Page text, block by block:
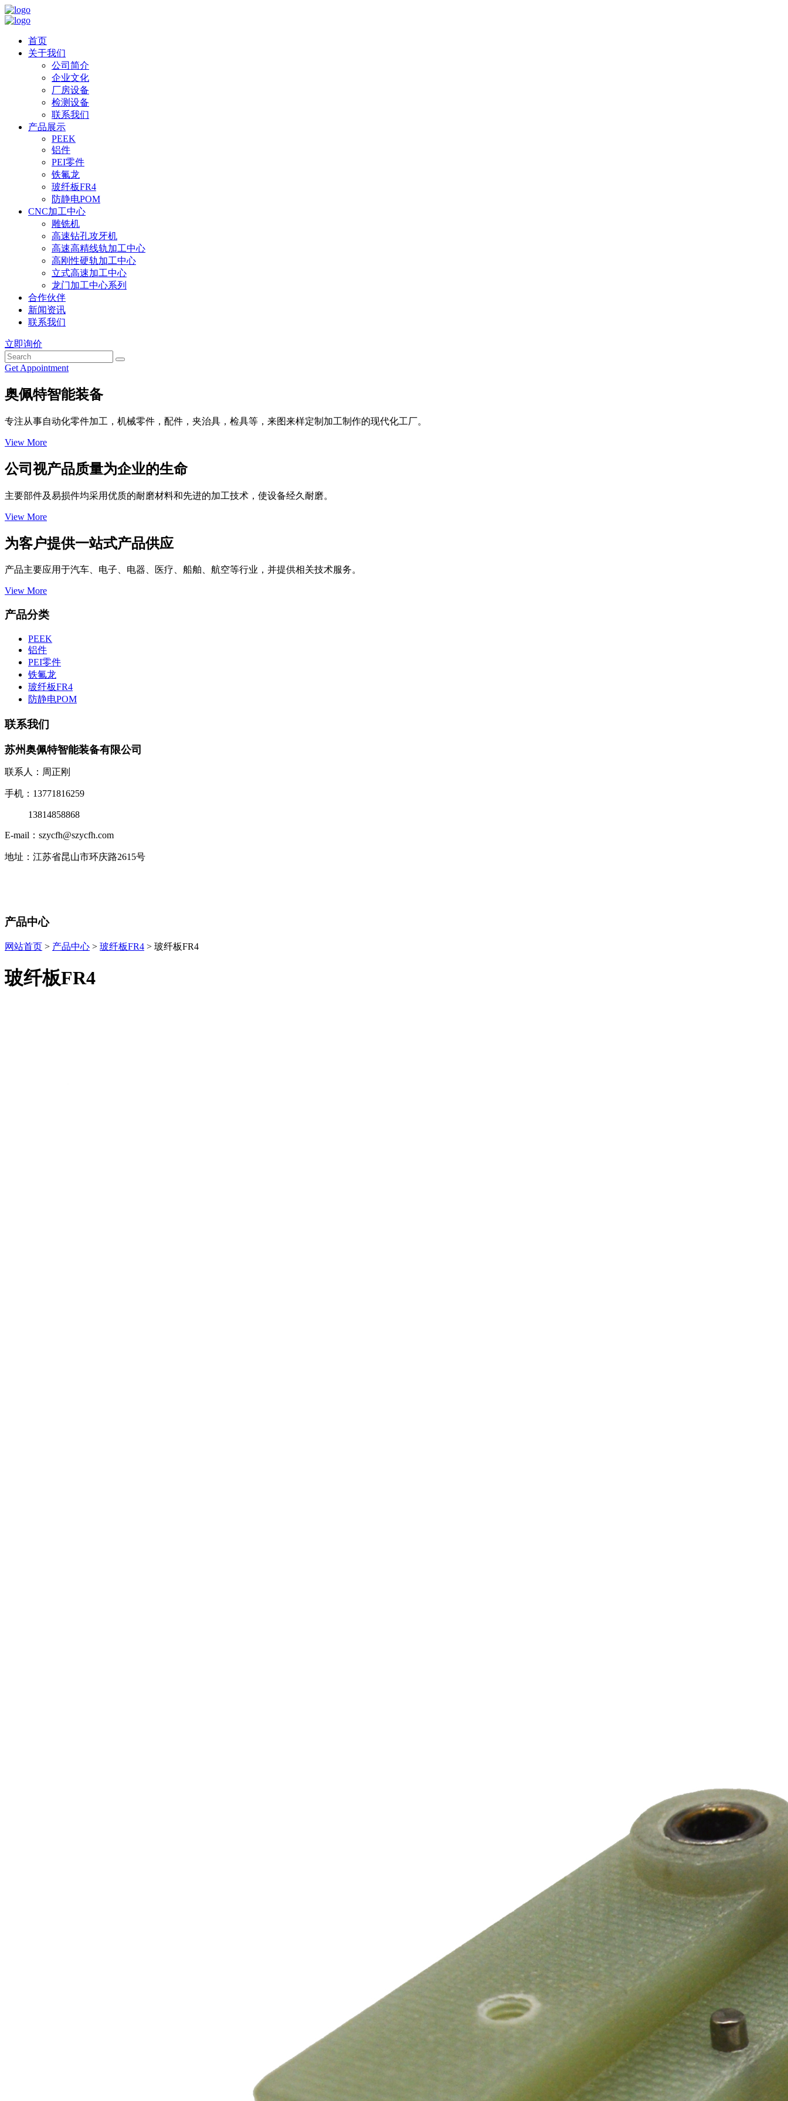
首页
关于我们
公司简介
企业文化
厂房设备
检测设备
联系我们
产品展示
PEEK
铝件
PEI零件
铁氟龙
玻纤板FR4
防静电POM
CNC加工中心
雕铣机
高速钻孔攻牙机
高速高精线轨加工中心
高刚性硬轨加工中心
立式高速加工中心
龙门加工中心系列
合作伙伴
新闻资讯
联系我们
立即询价
Get Appointment
奥佩特智能装备
专注从事自动化零件加工，机械零件，配件，夹治具，检具等，来图来样定制加工制作的现代化工厂。
View More
公司视产品质量为企业的生命
主要部件及易损件均采用优质的耐磨材料和先进的加工技术，使设备经久耐磨。
View More
为客户提供一站式产品供应
产品主要应用于汽车、电子、电器、医疗、船舶、航空等行业，并提供相关技术服务。
View More
产品分类
PEEK
铝件
PEI零件
铁氟龙
玻纤板FR4
防静电POM
联系我们
苏州奥佩特智能装备有限公司
联系人：周正刚
手机：13771816259
13814858868
E-mail：szycfh@szycfh.com
地址：江苏省昆山市环庆路2615号
产品中心
网站首页 > 产品中心 > 玻纤板FR4 > 玻纤板FR4
玻纤板FR4